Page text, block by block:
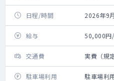
日程/時間 2026年9
給与 50,000円/
交通費 実費（規
駐車場利用 駐車場利